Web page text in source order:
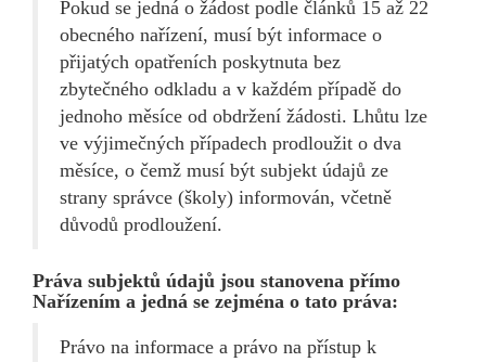
Pokud se jedná o žádost podle článků 15 až 22
obecného nařízení, musí být informace o
přijatých opatřeních poskytnuta bez
zbytečného odkladu a v každém případě do
jednoho měsíce od obdržení žádosti. Lhůtu lze
ve výjimečných případech prodloužit o dva
měsíce, o čemž musí být subjekt údajů ze
strany správce (školy) informován, včetně
důvodů prodloužení.
Práva subjektů údajů jsou stanovena přímo
Nařízením a jedná se zejména o tato práva:
Právo na informace a právo na přístup k